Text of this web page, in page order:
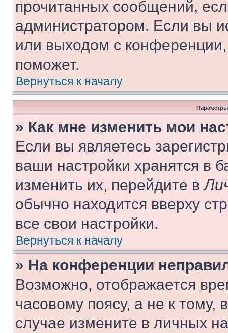
прочитанных сообщений,
администратором. Если вы
или выходом с
поможет.
Вернуться к началу
Параметры
» Как мне изменить мои
Если вы являетесь
ваши настройки хранятся в
изменить их, перейдите в
обычно находится вверху
все свои настройки.
Вернуться к началу
» На конференции
Возможно, отображается
часовому поясу, а не к тому,
случае измените в личных